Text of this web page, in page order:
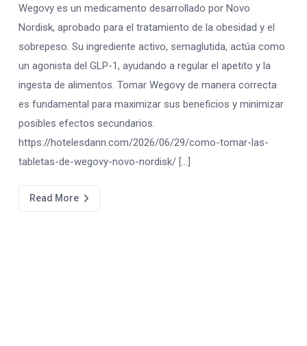
Wegovy es un medicamento desarrollado por Novo
Nordisk, aprobado para el tratamiento de la obesidad y el
sobrepeso. Su ingrediente activo, semaglutida, actúa como
un agonista del GLP-1, ayudando a regular el apetito y la
ingesta de alimentos. Tomar Wegovy de manera correcta
es fundamental para maximizar sus beneficios y minimizar
posibles efectos secundarios.
https://hotelesdann.com/2026/06/29/como-tomar-las-
tabletas-de-wegovy-novo-nordisk/ […]
Read More